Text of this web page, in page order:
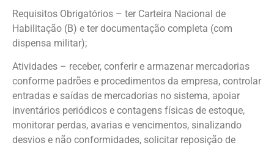
Requisitos Obrigatórios – ter Carteira Nacional de
Habilitação (B) e ter documentação completa (com
dispensa militar);
Atividades – receber, conferir e armazenar mercadorias
conforme padrões e procedimentos da empresa, controlar
entradas e saídas de mercadorias no sistema, apoiar
inventários periódicos e contagens físicas de estoque,
monitorar perdas, avarias e vencimentos, sinalizando
desvios e não conformidades, solicitar reposição de